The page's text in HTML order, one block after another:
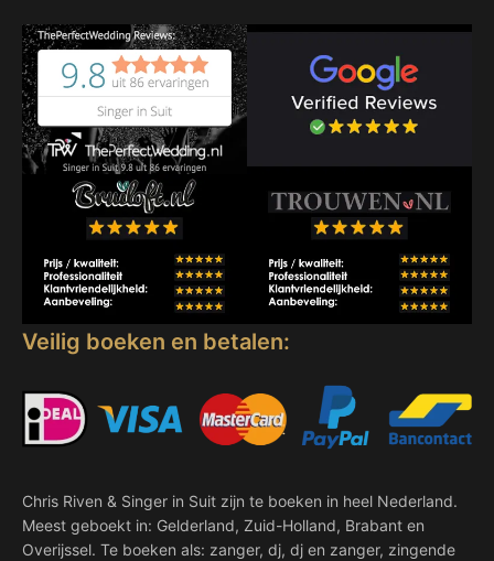
Veilig boeken en betalen:
Chris Riven & Singer in Suit zijn te boeken in heel Nederland.
Meest geboekt in: Gelderland, Zuid-Holland, Brabant en
Overijssel. Te boeken als: zanger, dj, dj en zanger, zingende